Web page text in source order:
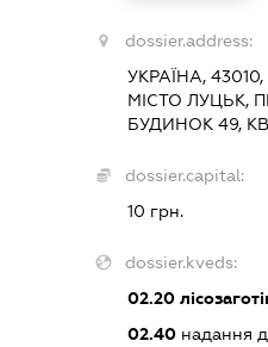
dossier.address:
УКРАЇНА,
МІСТО ЛУЦЬК,
БУДИНОК 49,
dossier.capital:
10 грн.
dossier.kveds:
02.20
02.40 надання